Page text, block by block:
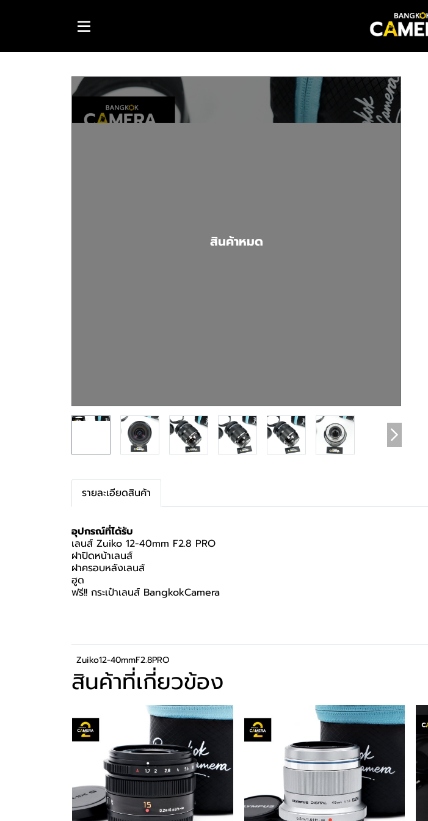
สินค้าหมด
รายละเอียดสินค้า
อุปกรณ์ที่ได้รับ
เลนส์ Zuiko 12-40mm F2.8 PRO
ฝาปิดหน้าเลนส์
ฝาครอบหลังเลนส์
ฮูด
ฟรี!! กระเป๋าเลนส์ BangkokCamera
Zuiko12-40mmF2.8PRO
สินค้าที่เกี่ยวข้อง